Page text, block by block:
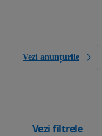
Vezi anunțurile
Vezi filtrele